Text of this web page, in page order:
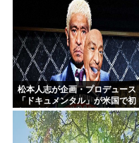
松本人志が企画・プロデュース
「ドキュメンタル」が米国で初
制作決定 シンプルな設定に国境
超えた支持